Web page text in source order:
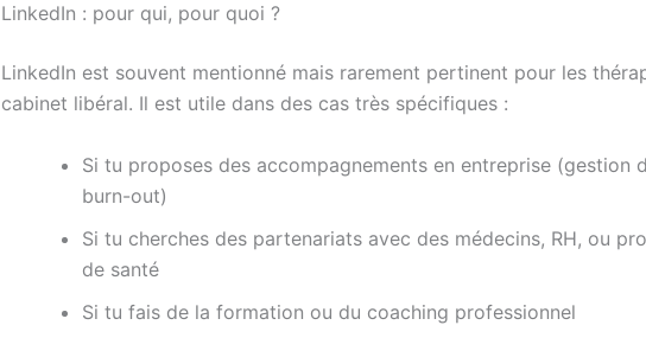
LinkedIn : pour qui, pour quoi ?
LinkedIn est souvent mentionné mais rarement pertinent pour les
cabinet libéral. Il est utile dans des cas très spécifiques :
Si tu proposes des accompagnements en entreprise (gestion
burn-out)
Si tu cherches des partenariats avec des médecins, RH, ou
de santé
Si tu fais de la formation ou du coaching professionnel